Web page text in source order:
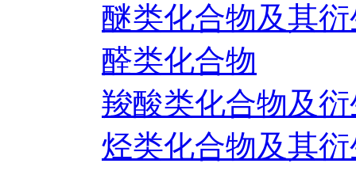
醚类化合物及其
醛类化合物
羧酸类化合物及
烃类化合物及其